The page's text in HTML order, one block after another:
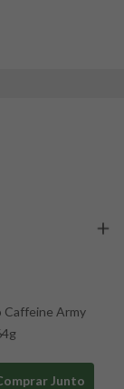
Caffeine Army
Junto